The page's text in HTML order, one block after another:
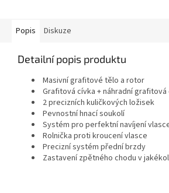
Popis Diskuze
Detailní popis produktu
Masivní grafitové tělo a rotor
Grafitová cívka + náhradní grafitová
2 precizních kuličkových ložisek
Pevnostní hnací soukolí
Systém pro perfektní navíjení
Rolnička proti kroucení vlasce
Precizní systém přední brzdy
Zastavení zpětného chodu v